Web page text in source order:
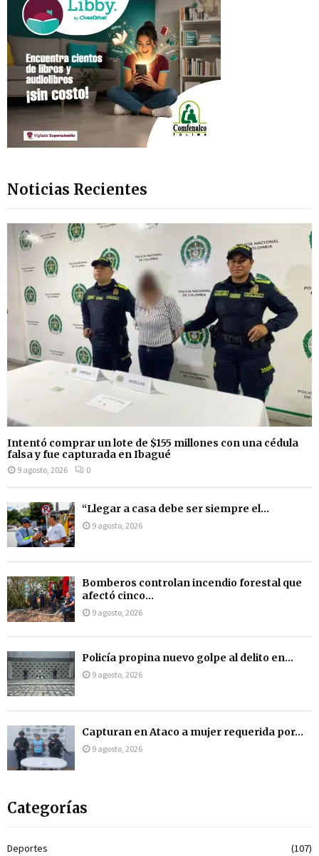
Noticias Recientes
Intentó comprar un lote de $155 millones con una cédula
falsa y fue capturada en Ibagué
9 agosto, 2026 0
“Llegar a casa debe ser siempre el...
9 agosto, 2026
Bomberos controlan incendio forestal que
afectó cinco...
9 agosto, 2026
Policía propina nuevo golpe al delito en...
9 agosto, 2026
Capturan en Ataco a mujer requerida por...
9 agosto, 2026
Categorías
Deportes
(107)